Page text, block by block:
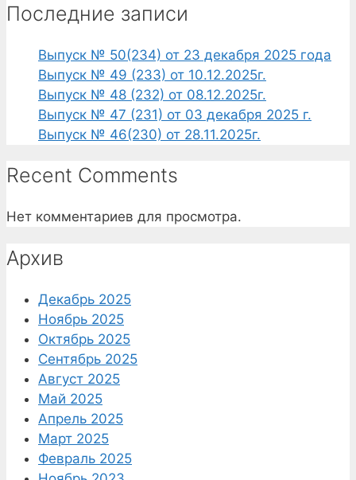
Последние записи
Выпуск № 50(234) от 23 декабря 2025 года
Выпуск № 49 (233) от 10.12.2025г.
Выпуск № 48 (232) от 08.12.2025г.
Выпуск № 47 (231) от 03 декабря 2025 г.
Выпуск № 46(230) от 28.11.2025г.
Recent Comments
Нет комментариев для просмотра.
Архив
Декабрь 2025
Ноябрь 2025
Октябрь 2025
Сентябрь 2025
Август 2025
Май 2025
Апрель 2025
Март 2025
Февраль 2025